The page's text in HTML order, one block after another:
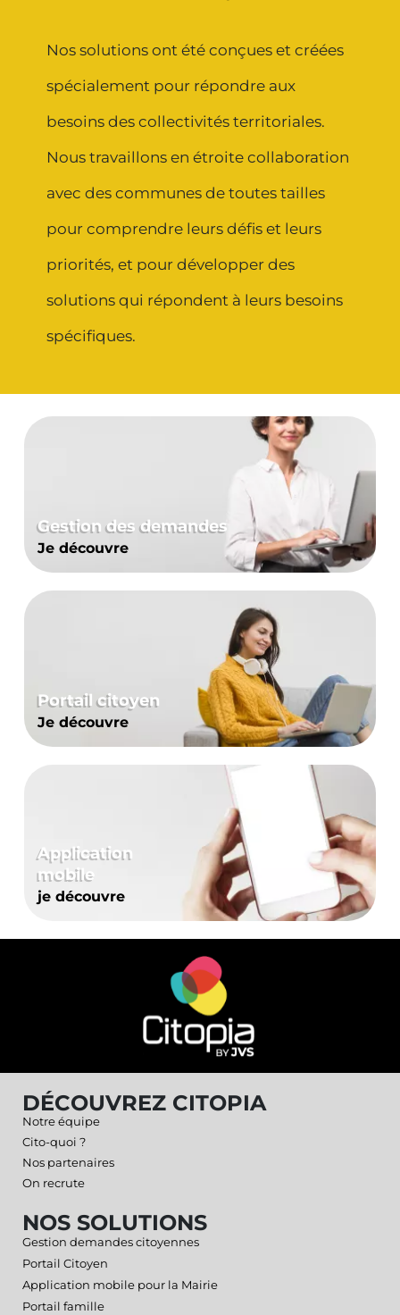
Nos solutions ont été conçues et créées
spécialement pour répondre aux
besoins des collectivités territoriales.
Nous travaillons en étroite collaboration
avec des communes de toutes tailles
pour comprendre leurs défis et leurs
priorités, et pour développer des
solutions qui répondent à leurs besoins
spécifiques.
Gestion des demandes
Je découvre
Portail citoyen
Je découvre
Application
mobile
je découvre
DÉCOUVREZ CITOPIA
Notre équipe
Cito-quoi ?
Nos partenaires
On recrute
NOS SOLUTIONS
Gestion demandes citoyennes
Portail Citoyen
Application mobile pour la Mairie
Portail famille